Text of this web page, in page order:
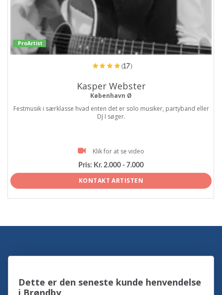
ProArtist
(17)
Kasper Webster
København Ø
Festmusik i særklasse hvad enten det er solo musiker, partyband eller
DJ I søger.
Klik for at se video
Pris: Kr. 2.000 - 7.000
KONTAKT ARTISTEN
Dette er den seneste kunde henvendelse